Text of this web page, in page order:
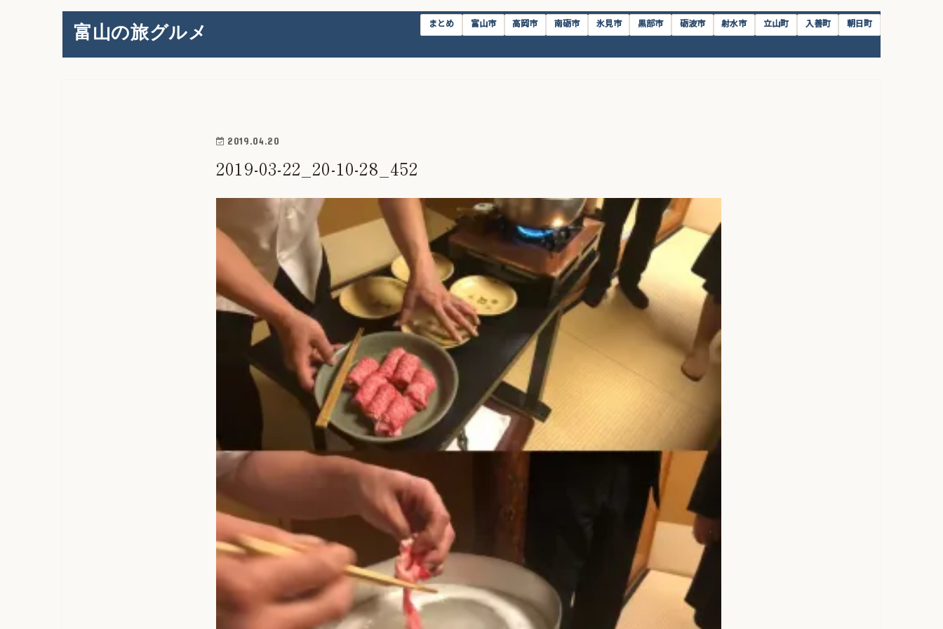
富山の旅グルメ まとめ 富山市 高岡市 南砺市 氷見市 黒部市 砺波市 射水市 立山町 入善町 朝日町
2019.04.20
2019-03-22_20-10-28_452